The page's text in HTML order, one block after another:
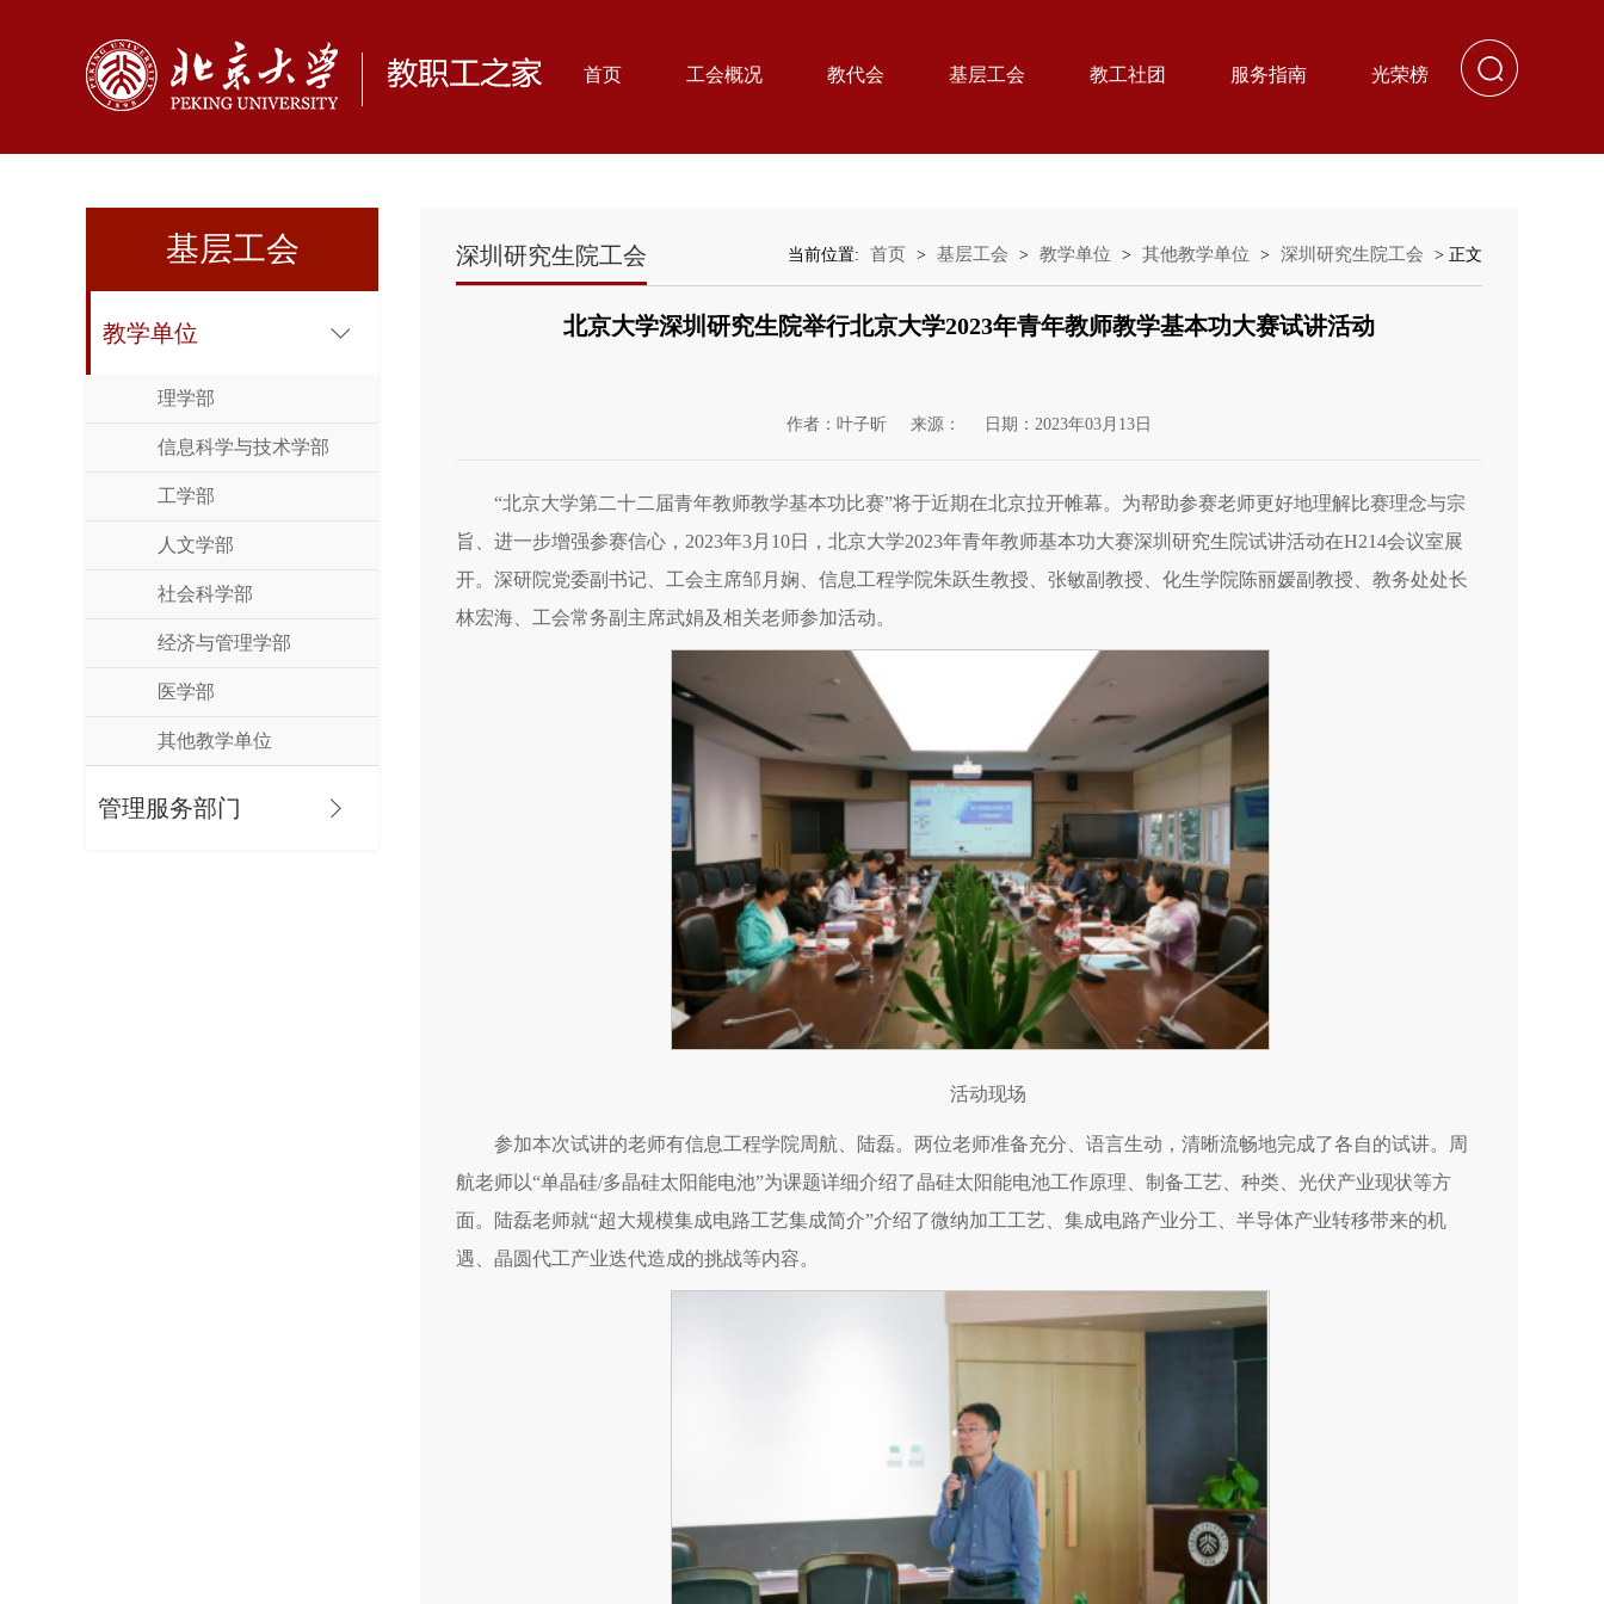
首页 工会概况 教代会 基层工会 教工社团 服务指南 光荣榜
基层工会
教学单位
理学部
信息科学与技术学部
工学部
人文学部
社会科学部
经济与管理学部
医学部
其他教学单位
管理服务部门
深圳研究生院工会 当前位置: 首页 > 基层工会 > 教学单位 > 其他教学单位 > 深圳研究生院工会 > 正文
北京大学深圳研究生院举行北京大学2023年青年教师教学基本功大赛试讲活动
作者：叶子昕 来源： 日期：2023年03月13日
“北京大学第二十二届青年教师教学基本功比赛”将于近期在北京拉开帷幕。为帮助参赛老师更好地理解比赛理念与宗
旨、进一步增强参赛信心，2023年3月10日，北京大学2023年青年教师基本功大赛深圳研究生院试讲活动在H214会议室展
开。深研院党委副书记、工会主席邹月娴、信息工程学院朱跃生教授、张敏副教授、化生学院陈丽媛副教授、教务处处长
林宏海、工会常务副主席武娟及相关老师参加活动。
活动现场
参加本次试讲的老师有信息工程学院周航、陆磊。两位老师准备充分、语言生动，清晰流畅地完成了各自的试讲。周
航老师以“单晶硅/多晶硅太阳能电池”为课题详细介绍了晶硅太阳能电池工作原理、制备工艺、种类、光伏产业现状等方
面。陆磊老师就“超大规模集成电路工艺集成简介”介绍了微纳加工工艺、集成电路产业分工、半导体产业转移带来的机
遇、晶圆代工产业迭代造成的挑战等内容。